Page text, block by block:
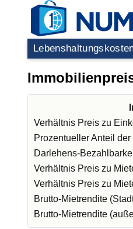
Verhältnis Preis zu
Prozentueller Anteil
Darlehens-
Verhältnis Preis zu
Verhältnis Preis zu
Brutto-Mietrendite
Brutto-Mietrendite